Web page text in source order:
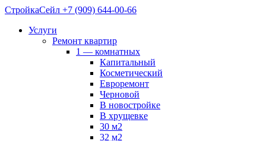
СтройкаСейл +7 (909) 644-00-66
Услуги
Ремонт квартир
1 — комнатных
Капитальный
Косметический
Евроремонт
Черновой
В новостройке
В хрущевке
30 м2
32 м2